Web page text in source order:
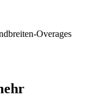
Overages